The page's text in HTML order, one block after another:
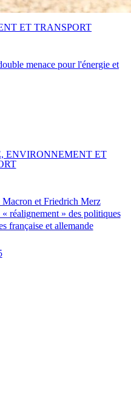
menace pour l'énergie et
ET TRANSPORT
Macron et Friedrich Merz
réalignement » des politiques
française et allemande
ENVIRONNEMENT ET